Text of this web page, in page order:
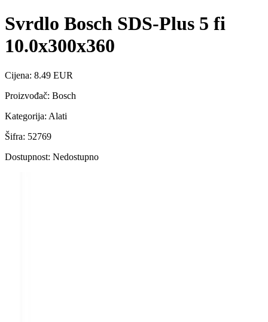
Svrdlo Bosch SDS-Plus 5 fi
10.0x300x360
Cijena: 8.49 EUR
Proizvođač: Bosch
Kategorija: Alati
Šifra: 52769
Dostupnost: Nedostupno